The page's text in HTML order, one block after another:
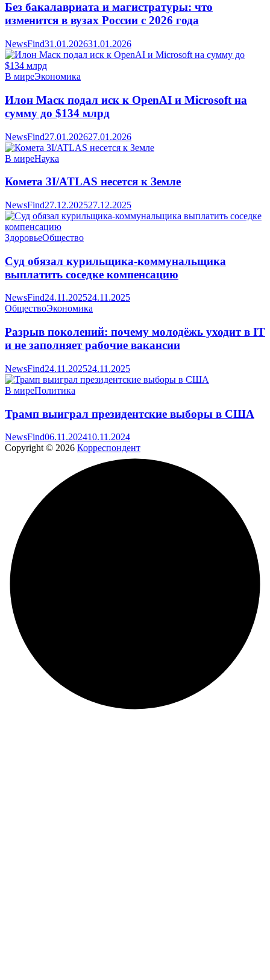
Без бакалавриата и магистратуры: что
изменится в вузах России с 2026 года
NewsFind31.01.202631.01.2026
В миреЭкономика
Илон Маск подал иск к OpenAI и Microsoft на
сумму до $134 млрд
NewsFind27.01.202627.01.2026
В миреНаука
Комета 3I/ATLAS несется к Земле
NewsFind27.12.202527.12.2025
ЗдоровьеОбщество
Суд обязал курильщика-коммунальщика
выплатить соседке компенсацию
NewsFind24.11.202524.11.2025
ОбществоЭкономика
Разрыв поколений: почему молодёжь уходит в IT
и не заполняет рабочие вакансии
NewsFind24.11.202524.11.2025
В миреПолитика
Трамп выиграл президентские выборы в США
NewsFind06.11.202410.11.2024
Copyright © 2026 Корреспондент